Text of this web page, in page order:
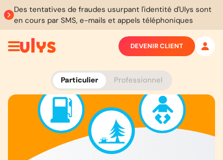
Des tentatives de fraudes usurpant l'identité d'Ulys sont
en cours par SMS, e-mails et appels téléphoniques
Particulier Professionnel
DEVENIR CLIENT